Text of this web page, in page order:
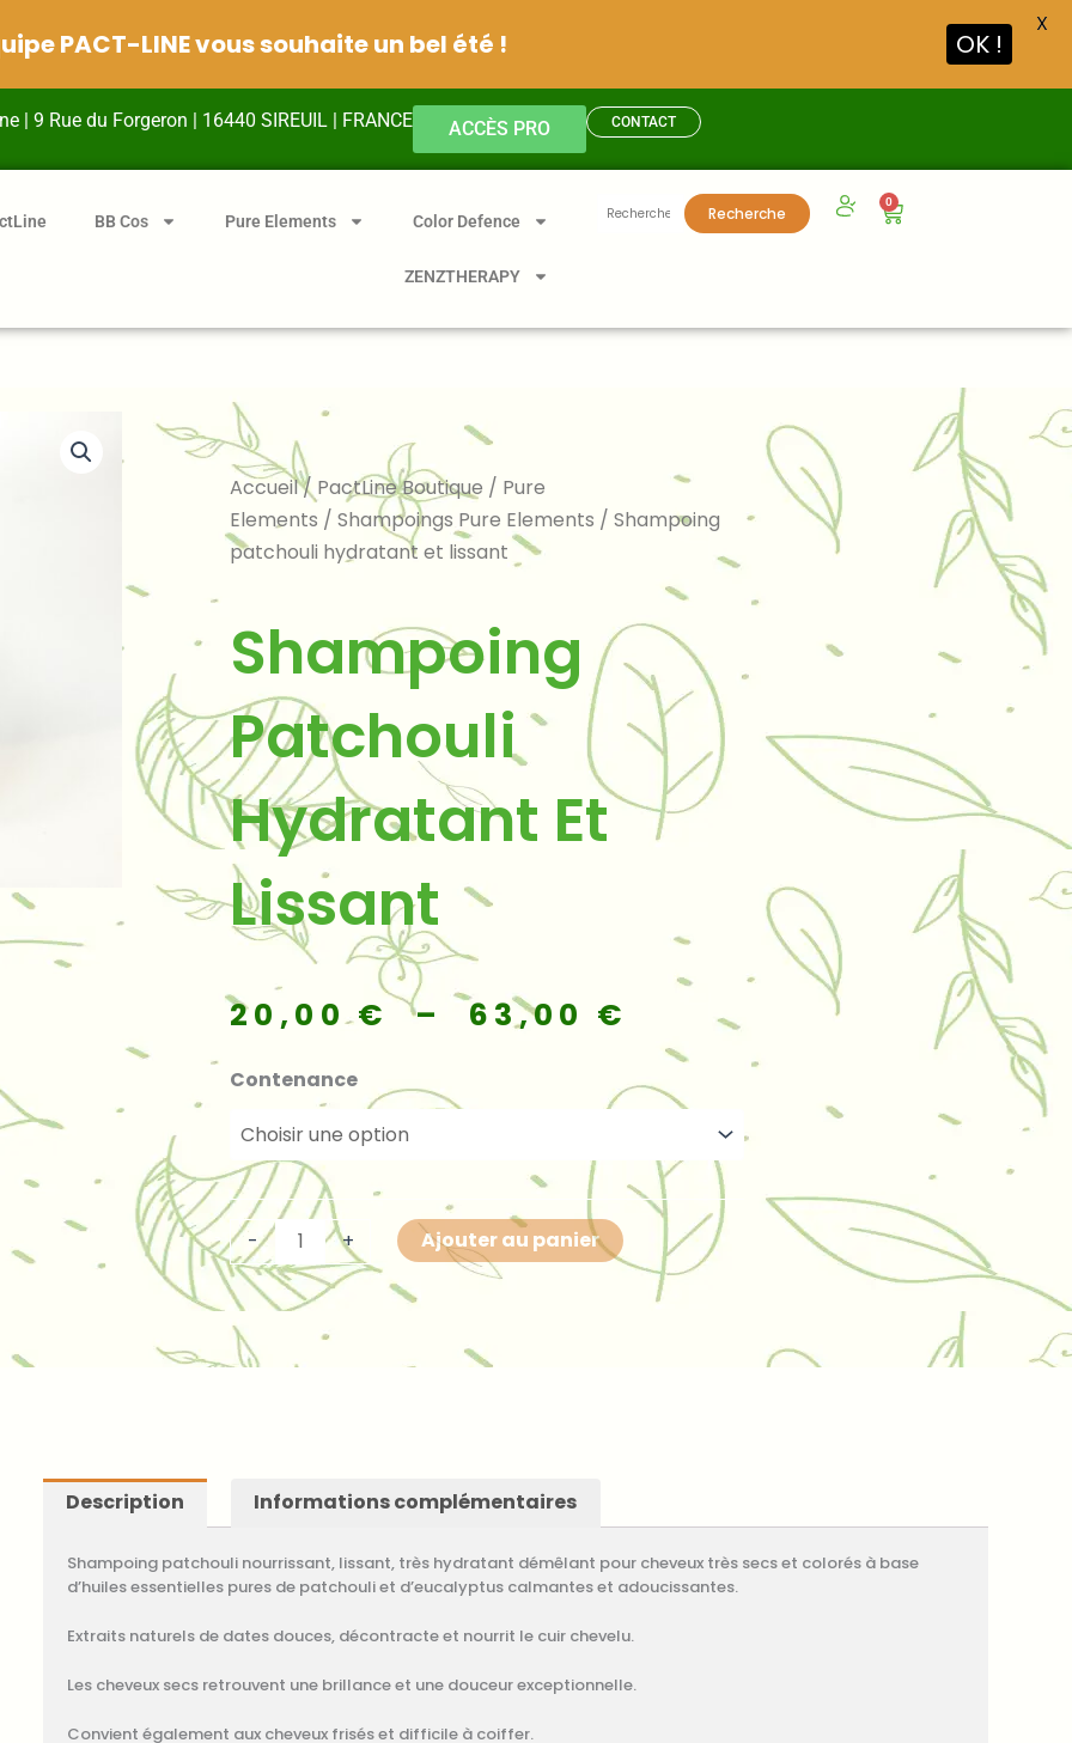
| 9 Rue du Forgeron | 16440 SIREUIL | FRANCE ACCÈS PRO CONTACT
BB Cos Pure Elements Color Defence
ZENZTHERAPY
Recherche
Recherche
0
Panier
Accueil/PactLine Boutique / Pure
Elements / Shampoings Pure Elements / Shampoing
patchouli hydratant et lissant
Shampoing
Patchouli
Hydratant Et
Lissant
20,00€ – 63,00 € Plage
de
prix :
20,00 €
63,00 €
Contenance
-
quantité
Shampoing
patchouli
hydratant
et
lissant
+ Ajouter au panier
Description Informations complémentaires
Shampoing patchouli nourrissant, lissant, très hydratant démêlant pour cheveux très secs et colorés à base
d’huiles essentielles pures de patchouli et d’eucalyptus calmantes et adoucissantes.
Extraits naturels de dates douces, décontracte et nourrit le cuir chevelu.
Les cheveux secs retrouvent une brillance et une douceur exceptionnelle.
Convient également aux cheveux frisés et difficile à coiffer.
PACT-LINE vous souhaite un bel été ! OK !
X